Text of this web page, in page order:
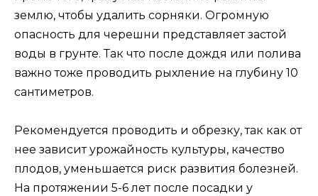
землю, чтобы удалить сорняки. Огромную
опасность для черешни представляет застой
воды в грунте. Так что после дождя или полива
важно тоже проводить рыхление на глубину 10
сантиметров.
Рекомендуется проводить и обрезку, так как от
нее зависит урожайность культуры, качество
плодов, уменьшается риск развития болезней.
На протяжении 5-6 лет после посадки у